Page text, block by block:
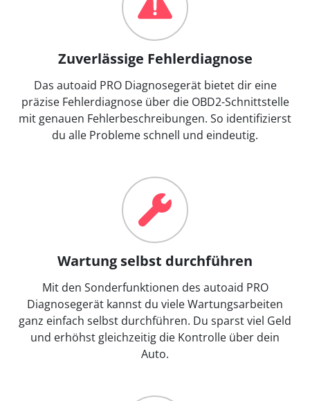
Zuverlässige Fehlerdiagnose
Das autoaid PRO Diagnosegerät bietet dir eine
präzise Fehlerdiagnose über die OBD2-Schnittstelle
mit genauen Fehlerbeschreibungen. So identifizierst
du alle Probleme schnell und eindeutig.
Wartung selbst durchführen
Mit den Sonderfunktionen des autoaid PRO
Diagnosegerät kannst du viele Wartungsarbeiten
ganz einfach selbst durchführen. Du sparst viel Geld
und erhöhst gleichzeitig die Kontrolle über dein
Auto.